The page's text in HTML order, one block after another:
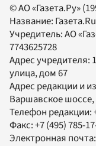
© АО «Газета.Ру»
Название: Газета.Ru
Учредитель:АО
7743625728
Адрес учредителя:
улица, дом 67
Адрес редакции и
Варшавское шоссе,
Телефон редакции:
Факс:+7 (495) 785-
Электронная почта: